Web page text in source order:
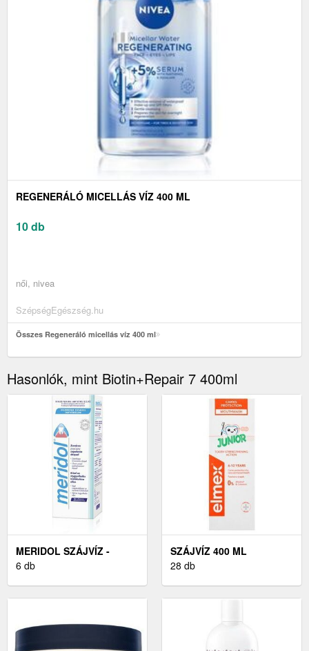
REGENERÁLÓ MICELLÁS VÍZ 400 ML
10 db
női, nivea
SzépségEgészség.hu
Összes Regeneráló micellás víz 400 ml
Hasonlók, mint Biotin+Repair 7 400ml
MERIDOL SZÁJVÍZ -
400ML
6 db
SZÁJVÍZ 400 ML
28 db